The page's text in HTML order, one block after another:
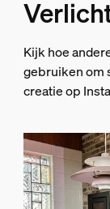
Kijk hoe
gebruiken om
creatie op